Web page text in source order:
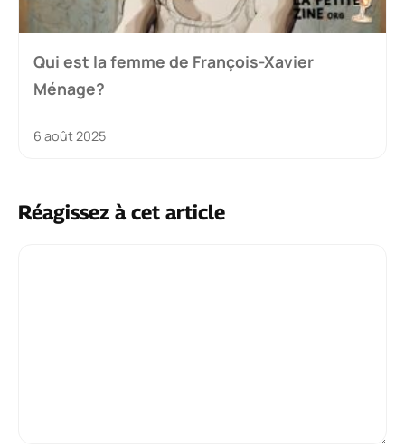
Qui est la femme de François-Xavier
Ménage?
6 août 2025
Réagissez à cet article